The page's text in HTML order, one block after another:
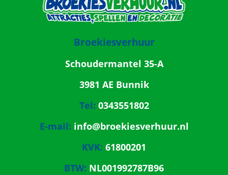
Broekiesverhuur
Schoudermantel 35-A
3981 AE Bunnik
Tel: 0343551802
E-mail: info@broekiesverhuur.nl
KVK: 61800201
BTW: NL001992787B96